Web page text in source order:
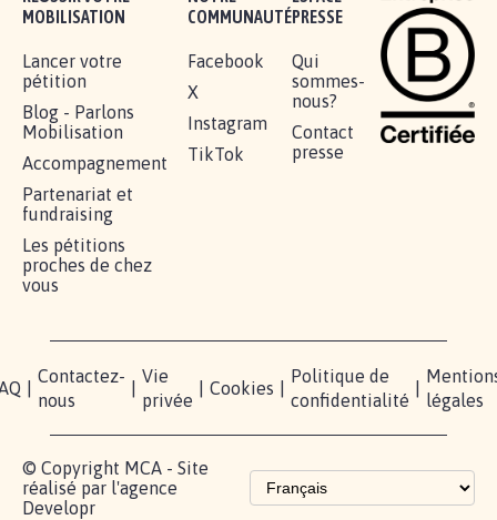
MOBILISATION
Lancer votre
pétition
Blog - Parlons
Mobilisation
Accompagnement
Partenariat et
fundraising
Les pétitions
proches de chez
vous
COMMUNAUTÉ
Facebook
X
Instagram
TikTok
PRESSE
Qui
sommes-
nous?
Contact
presse
Contactez-
nous
Vie
privée
Cookies
Politique de
confidentialité
légales
© Copyright MCA - Site
réalisé par l'agence
Developr